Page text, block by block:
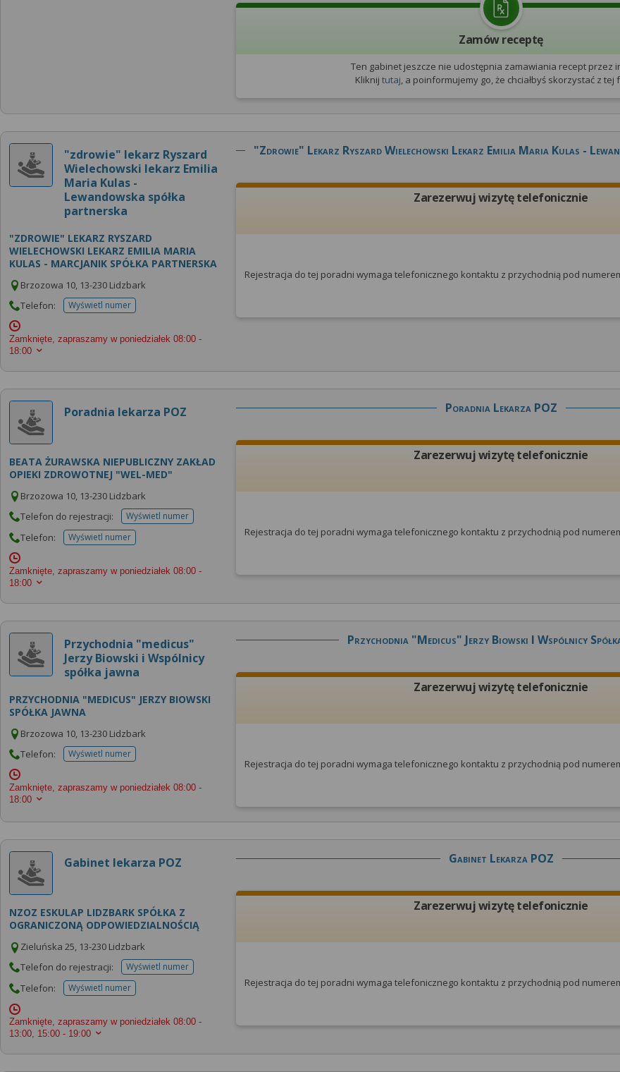
Zamów receptę
Ten gabinet jeszcze nie udostępnia zamawiania recept przez
Kliknijtutaj, a poinformujemy go, że chciałbyś skorzystać z tej
"zdrowie" lekarz Ryszard
Wielechowski lekarz Emilia
Maria Kulas -
Lewandowska spółka
partnerska
"ZDROWIE" LEKARZ RYSZARD
WIELECHOWSKI LEKARZ EMILIA MARIA
KULAS - MARCJANIK SPÓŁKA PARTNERSKA
Brzozowa 10, 13-230 Lidzbark
Telefon:
Wyświetl numertelefonu do placowki
Zamknięte, zapraszamy w poniedziałek 08:00 -
18:00
"zdrowie" Lekarz Ryszard Wielechowski Lekarz Emilia Maria Kulas -
Zarezerwuj wizytę telefonicznie
Rejestracja do tej poradni wymaga telefonicznego kontaktu z przychodnią pod
Poradnia lekarza POZ
BEATA ŻURAWSKA NIEPUBLICZNY ZAKŁAD
OPIEKI ZDROWOTNEJ "WEL-MED"
Brzozowa 10, 13-230 Lidzbark
Telefon do rejestracji:
Wyświetl numertelefonu do rejestracji
Telefon: Wyświetl numertelefonu do placowki
Zamknięte, zapraszamy w poniedziałek 08:00 -
18:00
Poradnia Lekarza POZ
Zarezerwuj wizytę telefonicznie
Rejestracja do tej poradni wymaga telefonicznego kontaktu z przychodnią pod
Przychodnia "medicus"
Jerzy Biowski i Wspólnicy
spółka jawna
PRZYCHODNIA "MEDICUS" JERZY BIOWSKI
SPÓŁKA JAWNA
Brzozowa 10, 13-230 Lidzbark
Telefon:
Wyświetl numertelefonu do placowki
Zamknięte, zapraszamy w poniedziałek 08:00 -
18:00
Przychodnia "medicus" Jerzy Biowski I Wspólnicy
Zarezerwuj wizytę telefonicznie
Rejestracja do tej poradni wymaga telefonicznego kontaktu z przychodnią pod
Gabinet lekarza POZ
NZOZ ESKULAP LIDZBARK SPÓŁKA Z
OGRANICZONĄ ODPOWIEDZIALNOŚCIĄ
Zieluńska 25, 13-230 Lidzbark
Telefon do rejestracji:
Wyświetl numertelefonu do rejestracji
Telefon: Wyświetl numertelefonu do placowki
Zamknięte, zapraszamy w poniedziałek 08:00 -
13:00, 15:00 - 19:00
Gabinet Lekarza POZ
Zarezerwuj wizytę telefonicznie
Rejestracja do tej poradni wymaga telefonicznego kontaktu z przychodnią pod